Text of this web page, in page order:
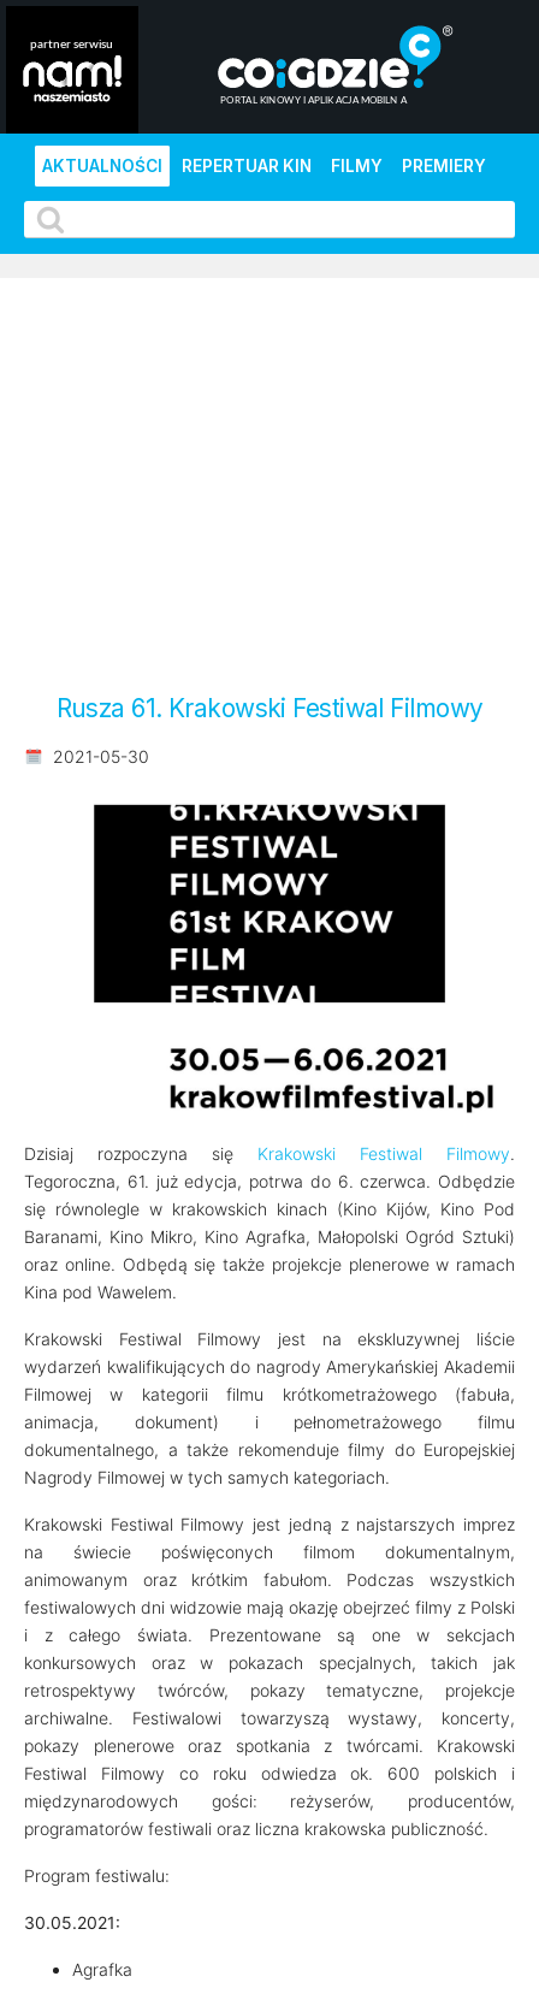
AKTUALNOŚCI REPERTUAR KIN FILMY PREMIERY
Rusza 61. Krakowski Festiwal Filmowy
2021-05-30
Dzisiaj rozpoczyna się Krakowski Festiwal Filmowy.
Tegoroczna, 61. już edycja, potrwa do 6. czerwca. Odbędzie
się równolegle w krakowskich kinach (Kino Kijów, Kino Pod
Baranami, Kino Mikro, Kino Agrafka, Małopolski Ogród Sztuki)
oraz online. Odbędą się także projekcje plenerowe w ramach
Kina pod Wawelem.
Krakowski Festiwal Filmowy jest na ekskluzywnej liście
wydarzeń kwalifikujących do nagrody Amerykańskiej Akademii
Filmowej w kategorii filmu krótkometrażowego (fabuła,
animacja, dokument) i pełnometrażowego filmu
dokumentalnego, a także rekomenduje filmy do Europejskiej
Nagrody Filmowej w tych samych kategoriach.
Krakowski Festiwal Filmowy jest jedną z najstarszych imprez
na świecie poświęconych filmom dokumentalnym,
animowanym oraz krótkim fabułom. Podczas wszystkich
festiwalowych dni widzowie mają okazję obejrzeć filmy z Polski
i z całego świata. Prezentowane są one w sekcjach
konkursowych oraz w pokazach specjalnych, takich jak
retrospektywy twórców, pokazy tematyczne, projekcje
archiwalne. Festiwalowi towarzyszą wystawy, koncerty,
pokazy plenerowe oraz spotkania z twórcami. Krakowski
Festiwal Filmowy co roku odwiedza ok. 600 polskich i
międzynarodowych gości: reżyserów, producentów,
programatorów festiwali oraz liczna krakowska publiczność.
Program festiwalu:
30.05.2021:
Agrafka